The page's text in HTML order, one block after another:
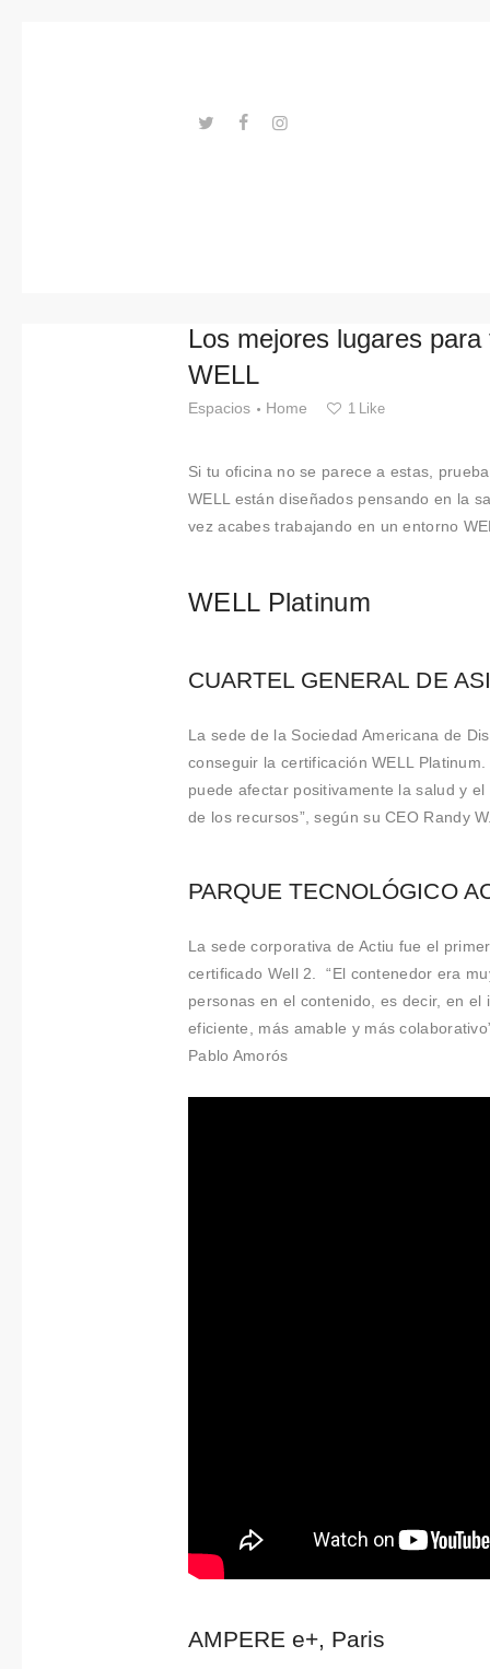
Conexión
Colabora
Contacto
Los mejores lugares
WELL
Espacios Home 1 Like
Si tu oficina no se parece a estas,
WELL están diseñados pensando en la
vez acabes trabajando en un entorno
WELL Platinum
CUARTEL GENERAL DE
La sede de la Sociedad Americana de
conseguir la certificación WELL
puede afectar positivamente la salud y
de los recursos”, según su CEO Randy
PARQUE TECNOLÓGICO
La sede corporativa de Actiu fue el
certificado Well 2. “El contenedor era
personas en el contenido, es decir, en
eficiente, más amable y más
Pablo Amorós
AMPERE e+, Paris